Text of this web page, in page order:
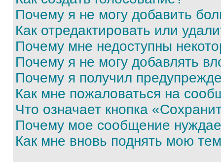
Почему я не могу добавить
Как отредактировать или
Почему мне недоступны
Почему я не могу добавлять
Почему я получил
Как мне пожаловаться на
Что означает кнопка
Почему мое сообщение
Как мне вновь поднять мою